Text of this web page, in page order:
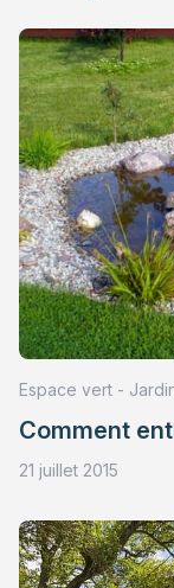
Espace vert -
Comment
21 juillet 2015